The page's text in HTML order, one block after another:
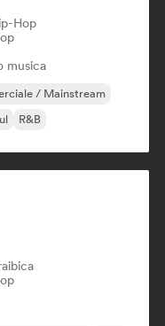
Hop
musica
/ Mainstream
R&B